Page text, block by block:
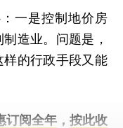
一是控制地价房
造业。问题是，
的行政手段又能
订阅全年， 按此收